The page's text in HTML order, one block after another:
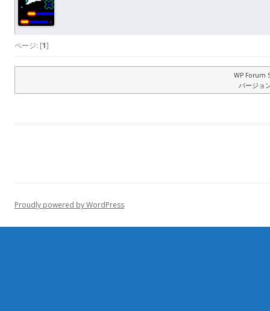
ページ: [1]
WP Forum
バージョ
Proudly powered by WordPress